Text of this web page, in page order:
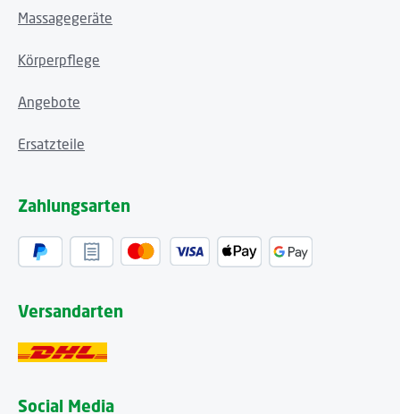
Massagegeräte
Körperpflege
Angebote
Ersatzteile
Zahlungsarten
Versandarten
Social Media